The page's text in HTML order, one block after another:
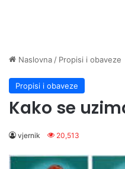
Naslovna / Propisi i obaveze
Propisi i obaveze
Kako se
vjernik 20,513